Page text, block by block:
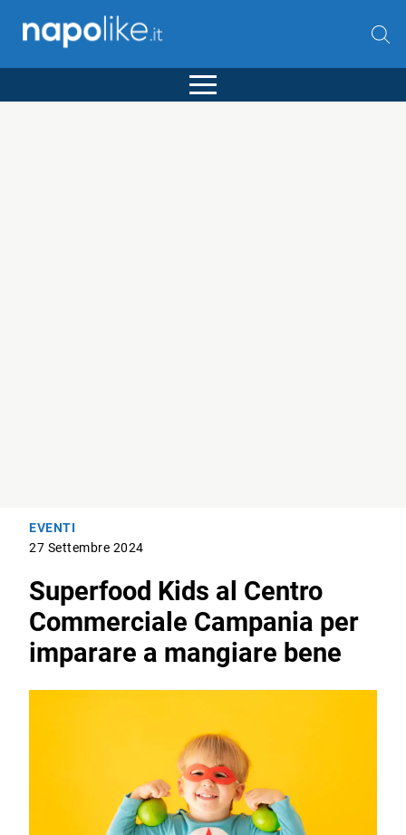
EVENTI
27 Settembre 2024
Superfood Kids al Centro
Commerciale Campania per
imparare a mangiare bene